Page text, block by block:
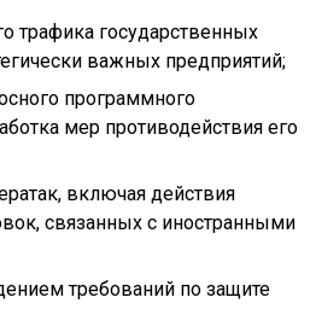
трафика государственных
важных предприятий;
программного
мер противодействия его
включая действия
связанных с иностранными
требований по защите